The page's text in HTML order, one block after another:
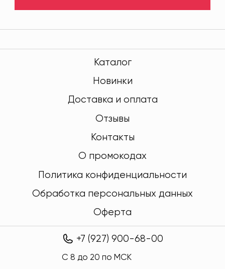
Каталог
Новинки
Доставка и оплата
Отзывы
Контакты
О промокодах
Политика конфиденциальности
Обработка персональных данных
Оферта
+7 (927) 900-68-00
C 8 до 20 по МСК